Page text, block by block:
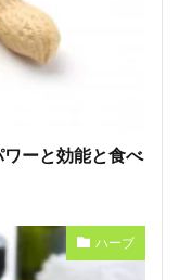
ーと効能と食べ
ハーブ